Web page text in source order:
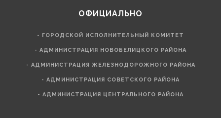
ОФИЦИАЛЬНО
- ГОРОДСКОЙ ИСПОЛНИТЕЛЬНЫЙ КОМИТЕТ
- АДМИНИСТРАЦИЯ НОВОБЕЛИЦКОГО РАЙОНА
- АДМИНИСТРАЦИЯ ЖЕЛЕЗНОДОРОЖНОГО РАЙОНА
- АДМИНИСТРАЦИЯ СОВЕТСКОГО РАЙОНА
- АДМИНИСТРАЦИЯ ЦЕНТРАЛЬНОГО РАЙОНА